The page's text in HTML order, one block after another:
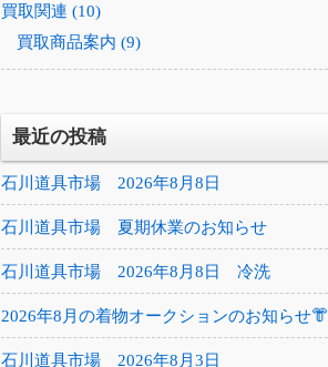
買取関連 (10)
買取商品案内 (9)
最近の投稿
石川道具市場 2026年8月8日
石川道具市場 夏期休業のお知らせ
石川道具市場 2026年8月8日 冷洗
2026年8月の着物オークションのお知らせ👘
石川道具市場 2026年8月3日